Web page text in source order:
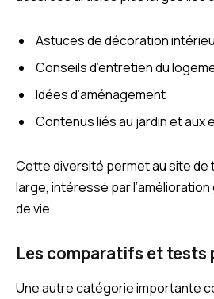
Astuces de décoration
Conseils d’entretien du
Idées d’aménagement
Contenus liés au jardin et
Cette diversité permet au site de
large, intéressé par
de vie.
Les comparatifs et tests
Une autre catégorie importante